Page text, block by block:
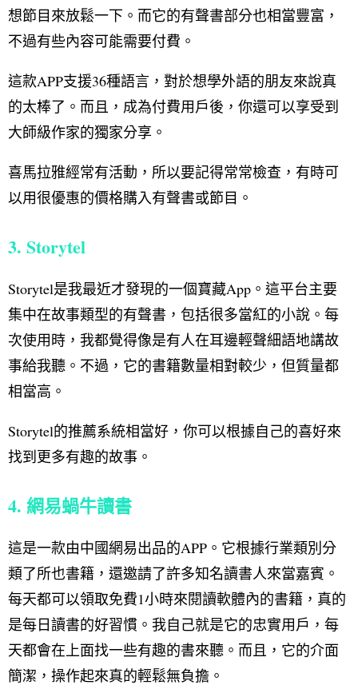
想節目來放鬆一下。而它的有聲書部分也相當豐富，
不過有些內容可能需要付費。
這款APP支援36種語言，對於想學外語的朋友來說真
的太棒了。而且，成為付費用戶後，你還可以享受到
大師級作家的獨家分享。
喜馬拉雅經常有活動，所以要記得常常檢查，有時可
以用很優惠的價格購入有聲書或節目。
3. Storytel
Storytel是我最近才發現的一個寶藏App。這平台主要
集中在故事類型的有聲書，包括很多當紅的小說。每
次使用時，我都覺得像是有人在耳邊輕聲細語地講故
事給我聽。不過，它的書籍數量相對較少，但質量都
相當高。
Storytel的推薦系統相當好，你可以根據自己的喜好來
找到更多有趣的故事。
4. 網易蝸牛讀書
這是一款由中國網易出品的APP。它根據行業類別分
類了所也書籍，還邀請了許多知名讀書人來當嘉賓。
每天都可以領取免費1小時來閱讀軟體內的書籍，真的
是每日讀書的好習慣。我自己就是它的忠實用戶，每
天都會在上面找一些有趣的書來聽。而且，它的介面
簡潔，操作起來真的輕鬆無負擔。